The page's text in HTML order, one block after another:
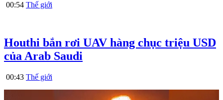
00:54 Thế giới
Houthi bắn rơi UAV hàng chục triệu USD
của Arab Saudi
00:43 Thế giới